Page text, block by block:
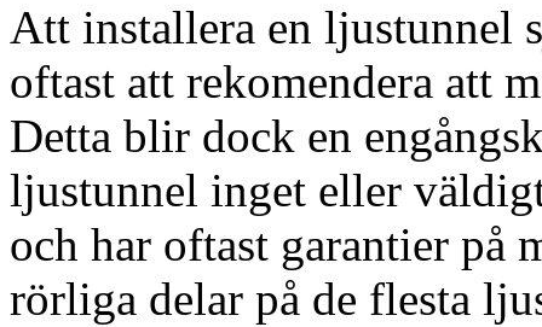
Att installera en ljustunnel
oftast att rekomendera att
Detta blir dock en
ljustunnel inget eller
och har oftast garantier på
rörliga delar på de flesta